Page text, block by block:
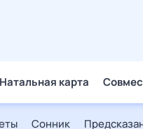
Натальная карта
Сонник